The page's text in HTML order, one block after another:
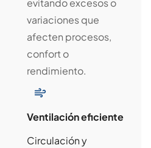
evitando excesos o
variaciones que
afecten procesos,
confort o
rendimiento.
Ventilación eficiente
Circulación y